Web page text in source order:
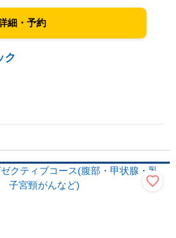
細・予約
ク